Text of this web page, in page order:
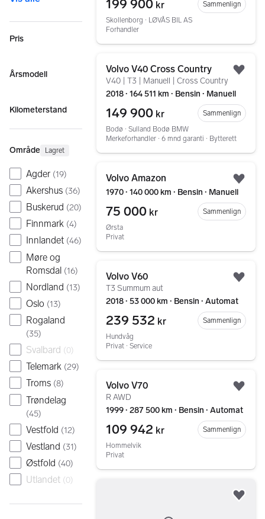
Pris
Årsmodell
Kilometerstand
Område Lagret
Agder (19)
Akershus (36)
Buskerud (20)
Finnmark (4)
Innlandet (46)
Møre og
Romsdal (16)
Nordland (13)
Oslo (13)
Rogaland
(35)
Svalbard (0)
Telemark (29)
Troms (8)
Trøndelag
(45)
Vestfold (12)
Vestland (31)
Østfold (40)
Utlandet (0)
199 900 kr
Sammenlign
Skollenborg ∙ LØVÅS BIL AS
Forhandler
Volvo V40 Cross Country
V40 | T3 | Manuell | Cross Country
2018 ∙ 164 511 km ∙ Bensin ∙ Manuell
149 900 kr
Sammenlign
Bodø ∙ Sulland Bodø BMW
Merkeforhandler ∙ 6 mnd garanti ∙ Bytterett
Volvo Amazon
1970 ∙ 140 000 km ∙ Bensin ∙ Manuell
75 000 kr
Sammenlign
Ørsta
Privat
Volvo V60
T3 Summum aut
2018 ∙ 53 000 km ∙ Bensin ∙ Automat
239 532 kr
Sammenlign
Hundvåg
Privat ∙ Service
Volvo V70
R AWD
1999 ∙ 287 500 km ∙ Bensin ∙ Automat
109 942 kr
Sammenlign
Hommelvik
Privat